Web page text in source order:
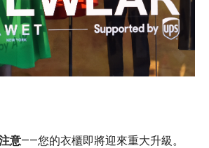
意——您的衣櫃即將迎來重大升級。